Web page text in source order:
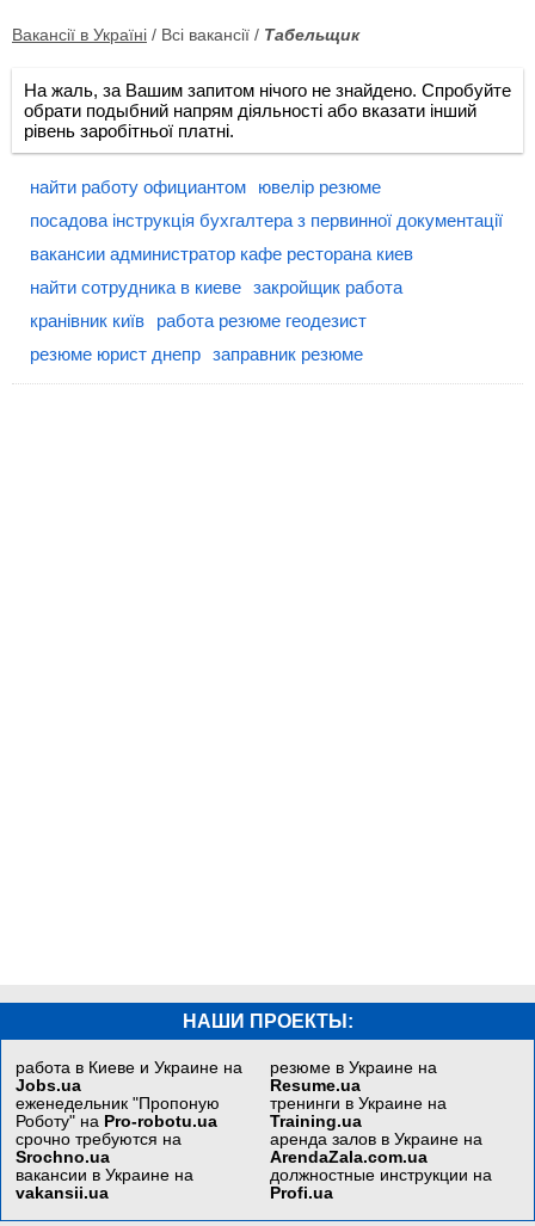
Вакансії в Україні / Всі вакансії / Табельщик
На жаль, за Вашим запитом нічого не знайдено. Спробуйте
обрати подыбний напрям діяльності або вказати інший
рівень заробітньої платні.
найти работу официантом
ювелір резюме
посадова інструкція бухгалтера з первинної документації
вакансии администратор кафе ресторана киев
найти сотрудника в киеве закройщик работа
кранівник київ
работа резюме геодезист
резюме юрист днепр заправник резюме
НАШИ ПРОЕКТЫ:
работа в Киеве и Украине на
Jobs.ua
еженедельник "Пропоную
Роботу" на Pro-robotu.ua
срочно требуются на
Srochno.ua
вакансии в Украине на
vakansii.ua
резюме в Украине на
Resume.ua
тренинги в Украине на
Training.ua
аренда залов в Украине на
ArendaZala.com.ua
должностные инструкции на
Profi.ua